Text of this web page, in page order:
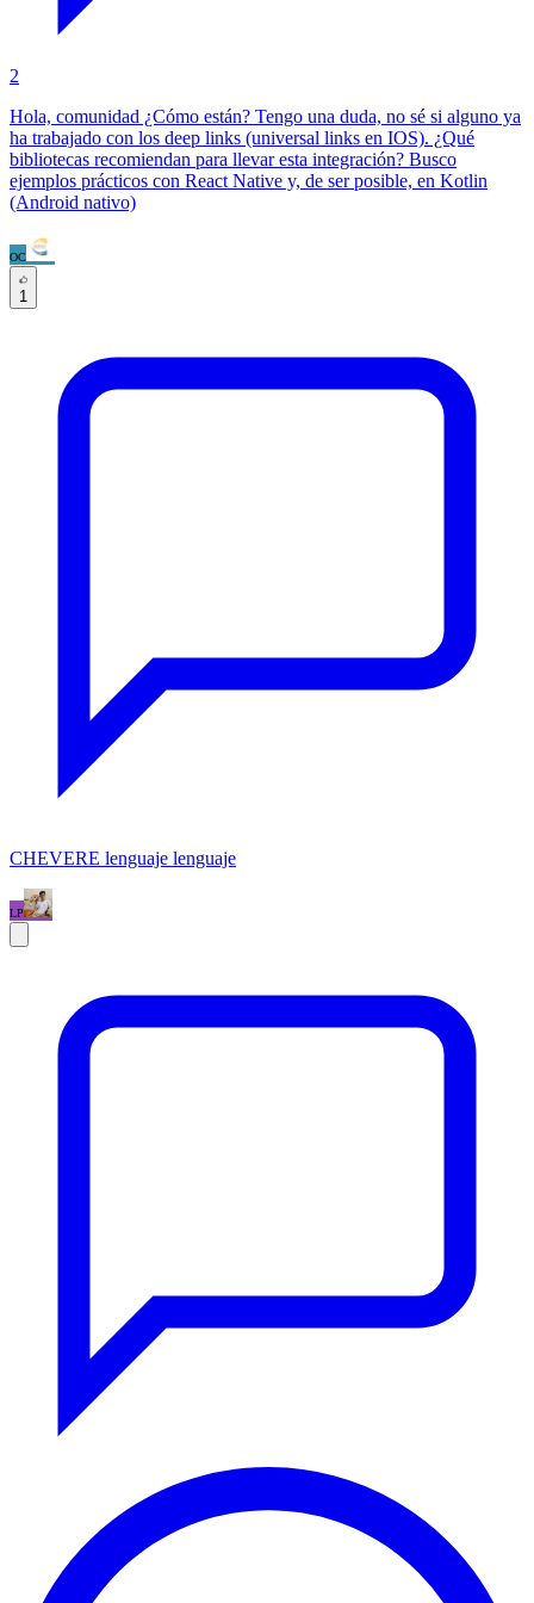
2
Hola, comunidad ¿Cómo están? Tengo una duda, no sé si alguno ya
ha trabajado con los deep links (universal links en IOS). ¿Qué
bibliotecas recomiendan para llevar esta integración? Busco
ejemplos prácticos con React Native y, de ser posible, en Kotlin
(Android nativo)
OC
1
CHEVERE lenguaje lenguaje
LP